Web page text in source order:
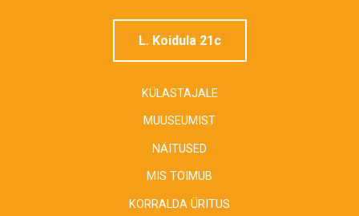
L. Koidula 21c
KÜLASTAJALE
MUUSEUMIST
NÄITUSED
MIS TOIMUB
KORRALDA ÜRITUS